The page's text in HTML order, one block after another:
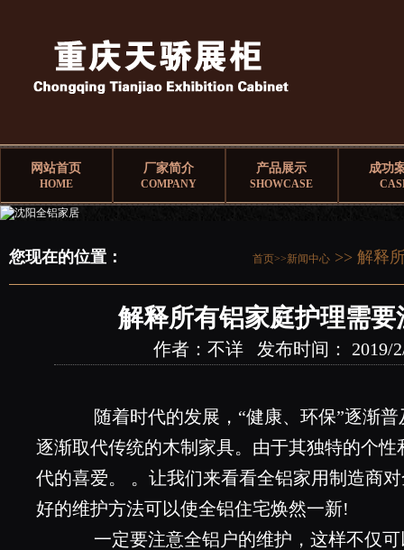
网站首页
HOME
厂家简介
COMPANY
产品展示
SHOWCASE
成功
您现在的位置： 首页>>新闻中心 >> 解释
解释所有铝家庭护理需
作者：不详 发布时间： 2019/
随着时代的发展，“健康、环保”逐渐普
逐渐取代传统的木制家具。由于其独特的个
代的喜爱。 。让我们来看看全铝家用制造商
好的维护方法可以使全铝住宅焕然一新!
一定要注意全铝户的维护，这样不仅可